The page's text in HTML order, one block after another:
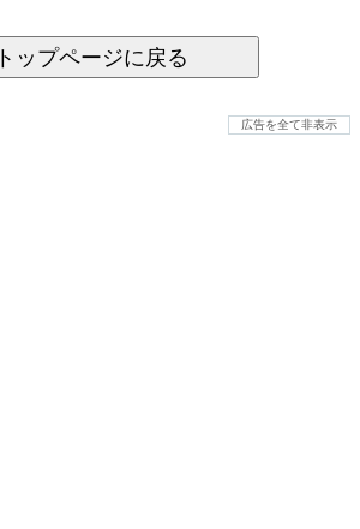
トップページに戻る
広告を全て非表示